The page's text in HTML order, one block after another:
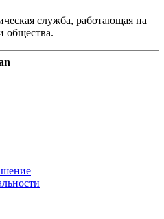
служба, работающая на
общества.